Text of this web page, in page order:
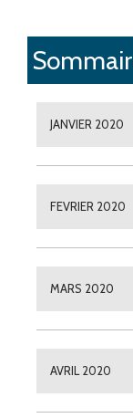
JANVIER 2020
FEVRIER 2020
MARS 2020
AVRIL 2020